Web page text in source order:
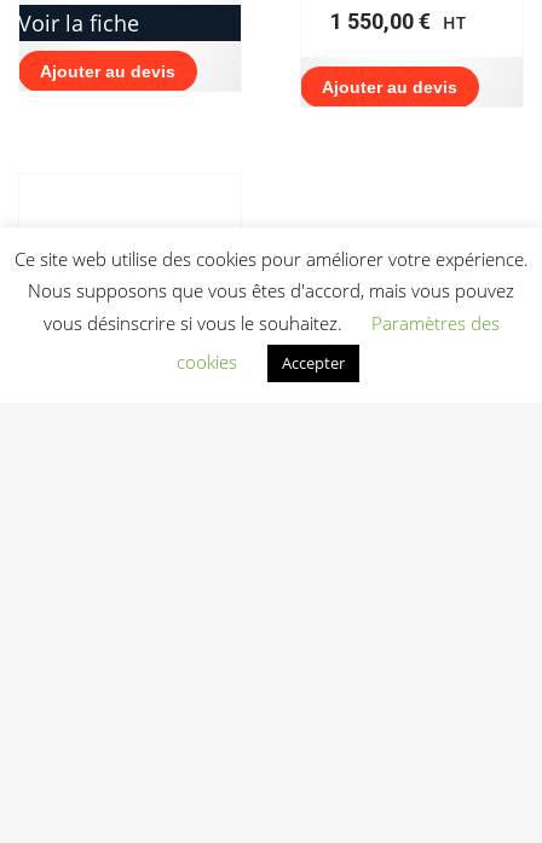
Voir la fiche
Ajouter au devis
1 550,00€ HT
Ajouter au devis
Ce site web utilise des cookies pour améliorer votre expérience.
Nous supposons que vous êtes d'accord, mais vous pouvez
vous désinscrire si vous le souhaitez.
Paramètres des
cookies
Accepter